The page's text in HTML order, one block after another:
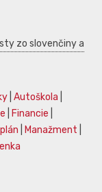
zo slovenčiny a
Autoškola
Financie
Manažment